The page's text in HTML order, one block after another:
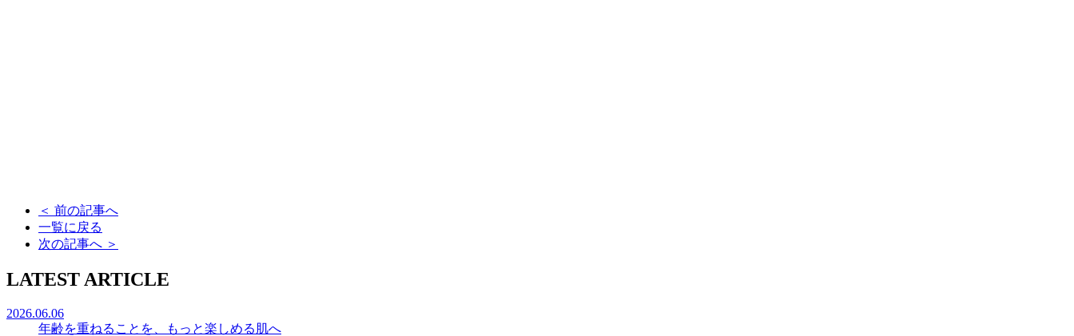
＜ 前の記事へ
一覧に戻る
次の記事へ ＞
LATEST ARTICLE
2026.06.06
年齢を重ねることを、もっと楽しめる肌へ